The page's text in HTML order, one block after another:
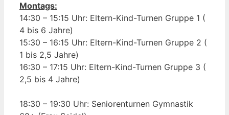
Montags:
14:30 – 15:15 Uhr: Eltern-Kind-Turnen Gruppe 1 (
4 bis 6 Jahre)
15:30 – 16:15 Uhr: Eltern-Kind-Turnen Gruppe 2 (
1 bis 2,5 Jahre)
16:30 – 17:15 Uhr: Eltern-Kind-Turnen Gruppe 3 (
2,5 bis 4 Jahre)
18:30 – 19:30 Uhr: Seniorenturnen Gymnastik